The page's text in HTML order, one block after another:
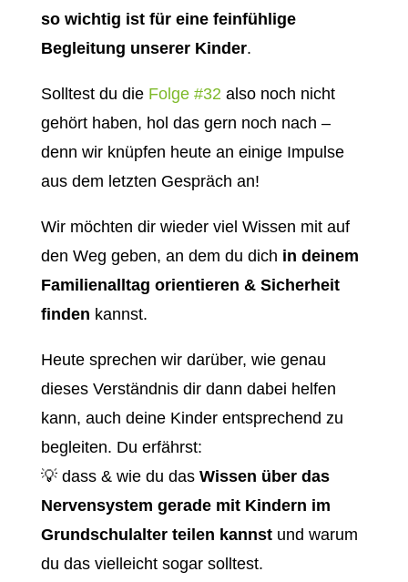
so wichtig ist für eine feinfühlige
Begleitung unserer Kinder.
Solltest du die Folge #32also noch nicht
gehört haben, hol das gern noch nach –
denn wir knüpfen heute an einige Impulse
aus dem letzten Gespräch an!
Wir möchten dir wieder viel Wissen mit auf
den Weg geben, an dem du dich in deinem
Familienalltag orientieren & Sicherheit
finden kannst.
Heute sprechen wir darüber, wie genau
dieses Verständnis dir dann dabei helfen
kann, auch deine Kinder entsprechend zu
begleiten. Du erfährst:
💡 dass & wie du das Wissen über das
Nervensystem gerade mit Kindern im
Grundschulalter teilen kannstund warum
du das vielleicht sogar solltest.